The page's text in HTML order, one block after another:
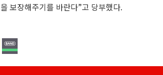
보장해주기를 바란다”고 당부했다.